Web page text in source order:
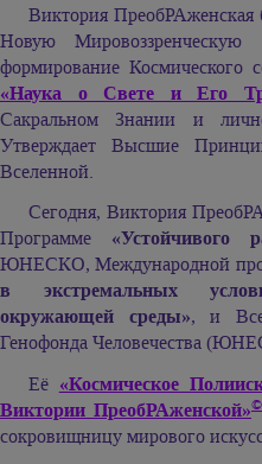
Виктория ПреобРАженская
Новую Мировоззренческую
формирование Космического
«Наука о Свете и Его
Сакральном Знании и
Утверждает Высшие
Вселенной.
Сегодня, Виктория
Программе «Устойчивого
ЮНЕСКО, Международной
в экстремальных
окружающей среды», и
Генофонда Человечества
Её «Космическое
Виктории ПреобРАженской»©
сокровищницу мирового